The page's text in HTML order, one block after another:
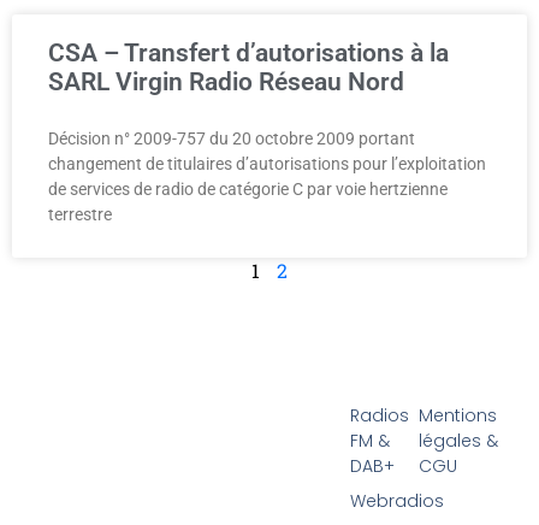
CSA – Transfert d’autorisations à la
SARL Virgin Radio Réseau Nord
Décision n° 2009-757 du 20 octobre 2009 portant
changement de titulaires d’autorisations pour l’exploitation
de services de radio de catégorie C par voie hertzienne
terrestre
1 2
Radios
FM &
DAB+
Webradios
Mentions
légales &
CGU